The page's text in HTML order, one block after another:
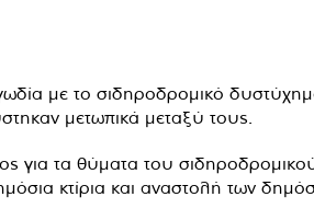
με το σιδηροδρομικό
μετωπικά μεταξύ τους.
τα θύματα του
κτίρια και αναστολή των